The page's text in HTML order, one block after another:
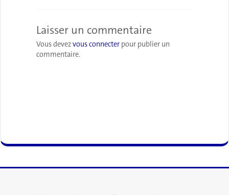
Laisser un commentaire
Vous devezvous connecter pour publier un
commentaire.